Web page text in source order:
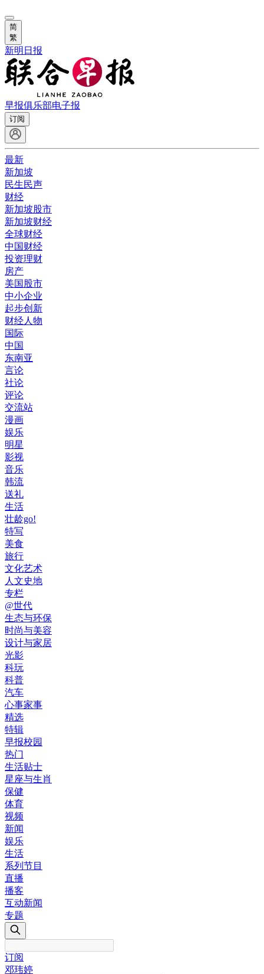
简
繁
新明日报
早报俱乐部电子报
订阅
最新
新加坡
民生民声
财经
新加坡股市
新加坡财经
全球财经
中国财经
投资理财
房产
美国股市
中小企业
起步创新
财经人物
国际
中国
东南亚
言论
社论
评论
交流站
漫画
娱乐
明星
影视
音乐
韩流
送礼
生活
壮龄go!
特写
美食
旅行
文化艺术
人文史地
专栏
@世代
生态与环保
时尚与美容
设计与家居
光影
科玩
科普
汽车
心事家事
精选
特辑
早报校园
热门
生活贴士
星座与生肖
保健
体育
视频
新闻
娱乐
生活
系列节目
直播
播客
互动新闻
专题
订阅
邓玮婷